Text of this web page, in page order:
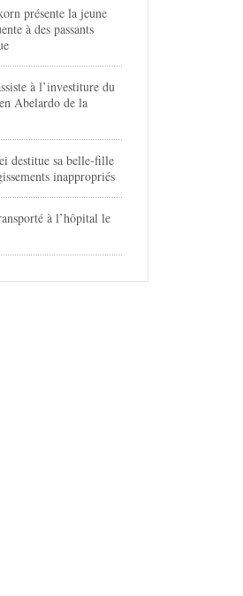
présente la jeune
à des passants
à l’investiture du
Abelardo de la
destitue sa belle-fille
inappropriés
à l’hôpital le